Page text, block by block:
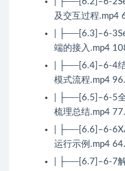
及交互过程.mp4
| ├──[6.3]–6-
端的接入.mp4
| ├──[6.4]–6-4结
模式流程.mp4
| ├──[6.5]–6-5
梳理总结.mp4
| ├──[6.6]–6-
运行示例.mp4
| ├──[6.7]–6-7